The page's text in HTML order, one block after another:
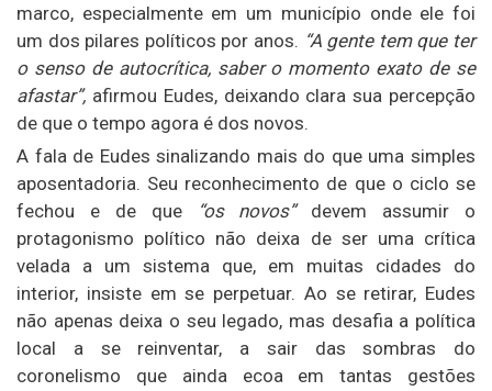
marco, especialmente em um município onde ele foi
um dos pilares políticos por anos. “A gente tem que ter
o senso de autocrítica, saber o momento exato de se
afastar”, afirmou Eudes, deixando clara sua percepção
de que o tempo agora é dos novos.
A fala de Eudes sinalizando mais do que uma simples
aposentadoria. Seu reconhecimento de que o ciclo se
fechou e de que
“os novos”devem assumir o
protagonismo político não deixa de ser uma crítica
velada a um sistema que, em muitas cidades do
interior, insiste em se perpetuar. Ao se retirar, Eudes
não apenas deixa o seu legado, mas desafia a política
local a se reinventar, a sair das sombras do
coronelismo que ainda ecoa em tantas gestões